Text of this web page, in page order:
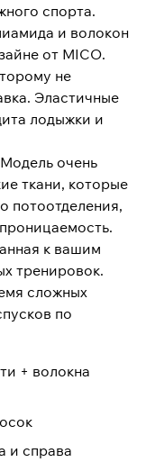
спорта.
и волокон
от MICO.
не
Эластичные
лодыжки и
очень
ткани, которые
потоотделения,
к вашим
тренировок.
сложных
по
+ волокна
и справа